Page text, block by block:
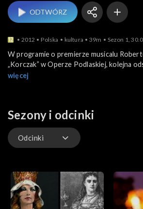
ODTWÓRZ
2012 Polska kultura 39m Sezon 1,
W programie o premierze musicalu
„Korczak” w Operze Podlaskiej, kolejna
nagrody literackiej NIKE 2012, akcji
więcej
Sezony i odcinki
Odcinki